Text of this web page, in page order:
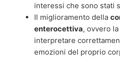
interessi che sono stati
Il miglioramento della
enterocettiva, ovvero
interpretare
emozioni del proprio